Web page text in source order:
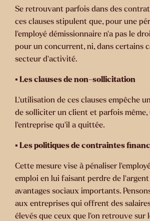
Se retrouvant parfois dans des
ces clauses stipulent que, pour une
l’employé démissionnaire n’a pas le
pour un concurrent, ni, dans certains
secteur d’activité.
▪️ Les clauses de non-sollicitation
L’utilisation de ces clauses empêche
de solliciter un client et parfois même,
l’entreprise qu’il a quittée.
▪️ Les politiques de contraintes
Cette mesure vise à pénaliser
emploi en lui faisant perdre de
avantages sociaux importants.
aux entreprises qui offrent des
élevés que ceux que l’on retrouve sur